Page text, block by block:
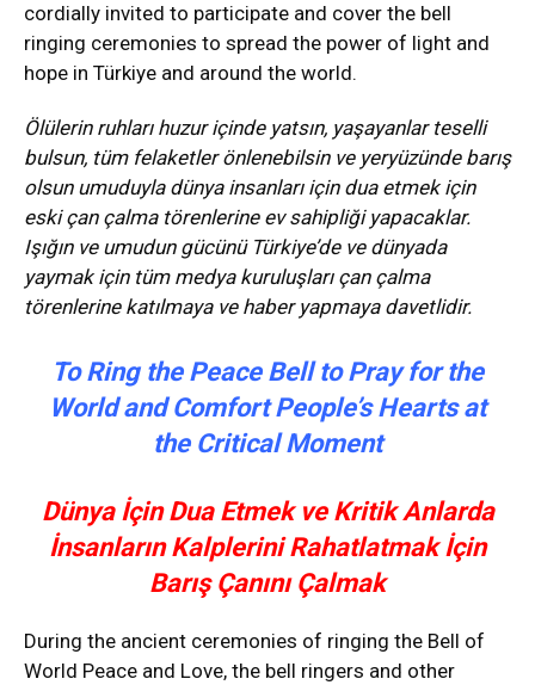
cordially invited to participate and cover the bell
ringing ceremonies to spread the power of light and
hope in Türkiye and around the world.
Ölülerin ruhları huzur içinde yatsın, yaşayanlar teselli
bulsun, tüm felaketler önlenebilsin ve yeryüzünde barış
olsun umuduyla dünya insanları için dua etmek için
eski çan çalma törenlerine ev sahipliği yapacaklar.
Işığın ve umudun gücünü Türkiye’de ve dünyada
yaymak için tüm medya kuruluşları çan çalma
törenlerine katılmaya ve haber yapmaya davetlidir.
To Ring the Peace Bell to Pray for the
World and Comfort People’s Hearts at
the Critical Moment
Dünya İçin Dua Etmek ve Kritik Anlarda
İnsanların Kalplerini Rahatlatmak İçin
Barış Çanını Çalmak
During the ancient ceremonies of ringing the Bell of
World Peace and Love, the bell ringers and other